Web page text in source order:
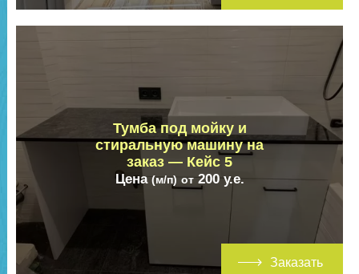
Тумба под мойку и
стиральную машину на
заказ — Кейс 5
Цена (м/п) от200 у.е.
Заказать